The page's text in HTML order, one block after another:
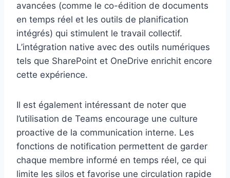
avancées (comme le co-édition de documents
en temps réel et les outils de planification
intégrés) qui stimulent le travail collectif.
L’intégration native avec des outils numériques
tels que SharePoint et OneDrive enrichit encore
cette expérience.
Il est également intéressant de noter que
l’utilisation de Teams encourage une culture
proactive de la communication interne. Les
fonctions de notification permettent de garder
chaque membre informé en temps réel, ce qui
limite les silos et favorise une circulation rapide